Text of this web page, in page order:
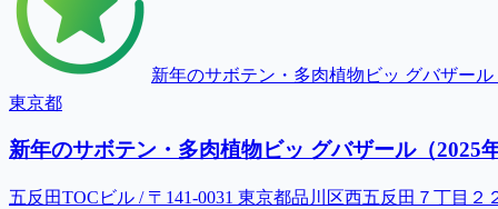
新年のサボテン・多肉植物ビッ グバザール
東京都
新年のサボテン・多肉植物ビッ グバザール（2025
五反田TOCビル / 〒141-0031 東京都品川区西五反田７丁目２